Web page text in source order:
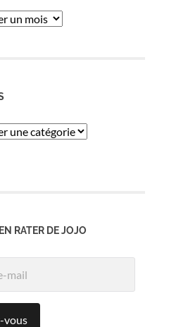
RATER DE JOJO
vous